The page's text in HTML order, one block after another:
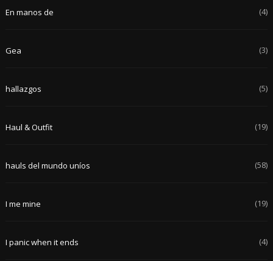
En manos de (4)
Gea (3)
hallazgos (5)
Haul & Outfit (19)
hauls del mundo uníos (58)
I me mine (19)
I panic when it ends (4)